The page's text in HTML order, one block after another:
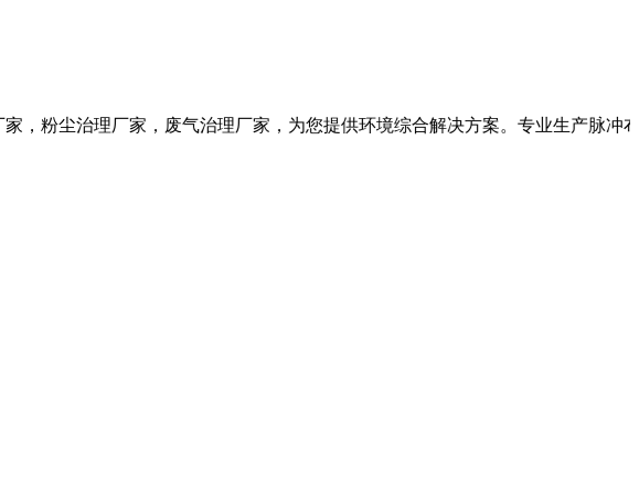
尘治理厂家，废气治理厂家，为您提供环境综合解决方案。专业生产脉冲布